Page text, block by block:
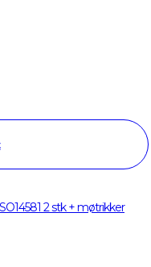
2 stk + møtrikker